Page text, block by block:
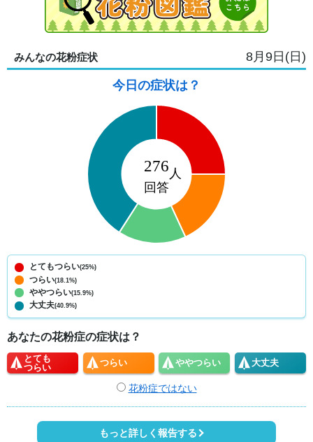
みんなの花粉症状 8月9日(日)
今日の症状は？
とてもつらい(25%)
つらい(18.1%)
ややつらい(15.9%)
大丈夫(40.9%)
あなたの花粉症の症状は？
とても
つらい
つらい ややつらい 大丈夫
花粉症ではない
もっと詳しく報告する